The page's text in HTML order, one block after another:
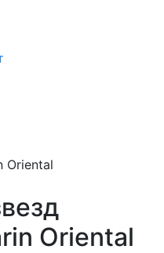
Oriental
Oriental